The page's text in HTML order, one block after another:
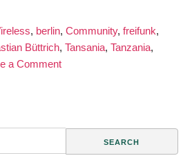
, berlin, Community, freifunk,
Büttrich, Tansania, Tanzania,
a Commenton
–